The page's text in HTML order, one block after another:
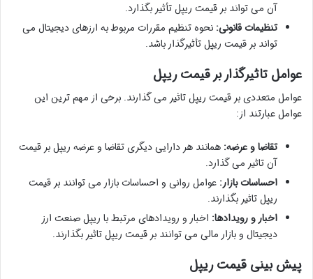
آن می تواند بر قیمت ریپل تأثیر بگذارد.
تنظیمات قانونی: نحوه تنظیم مقررات مربوط به ارزهای دیجیتال می
تواند بر قیمت ریپل تأثیرگذار باشد.
عوامل تاثیرگذار بر قیمت ریپل
عوامل متعددی بر قیمت ریپل تاثیر می گذارند. برخی از مهم ترین این
عوامل عبارتند از:
تقاضا و عرضه: همانند هر دارایی دیگری تقاضا و عرضه ریپل بر قیمت
آن تاثیر می گذارد.
احساسات بازار: عوامل روانی و احساسات بازار می توانند بر قیمت
ریپل تاثیر بگذارند.
اخبار و رویدادها: اخبار و رویدادهای مرتبط با ریپل صنعت ارز
دیجیتال و بازار مالی می توانند بر قیمت ریپل تاثیر بگذارند.
پیش بینی قیمت ریپل